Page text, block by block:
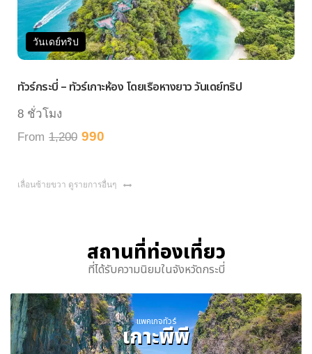
วันเดย์ทริป
ทัวร์กระบี่ – ทัวร์เกาะห้อง โดยเรือหางยาว วันเดย์ทริป
8 ชั่วโมง
From 1,200 990
เลื่อนซ้ายขวา ดูรายการอื่นๆ
สถานที่ท่องเที่ยว
ที่ได้รับความนิยมในจังหวัดกระบี่
แพคเกจทัวร์
เกาะพีพี